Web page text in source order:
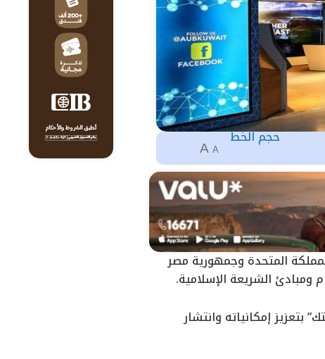
حجم الخط
A
A
المتحدة وجمهورية مصر
ومبادئ الشريعة الإسلامية.
بتعزيز إمكانياته وانتشار